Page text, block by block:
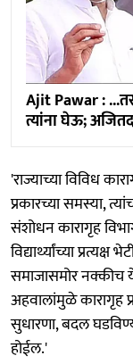
Ajit Pawar :
त्यांना घेऊ;
'राज्याच्या विविध
प्रकारच्या समस्या,
संशोधन कारागृह
विद्यार्थ्यांच्या
समाजासमोर नक्कीच
अहवालांमुळे कारागृह
सुधारणा, बदल
होईल.'